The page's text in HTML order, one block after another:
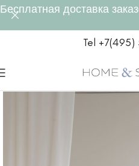
Tel
Бесплатная доставка